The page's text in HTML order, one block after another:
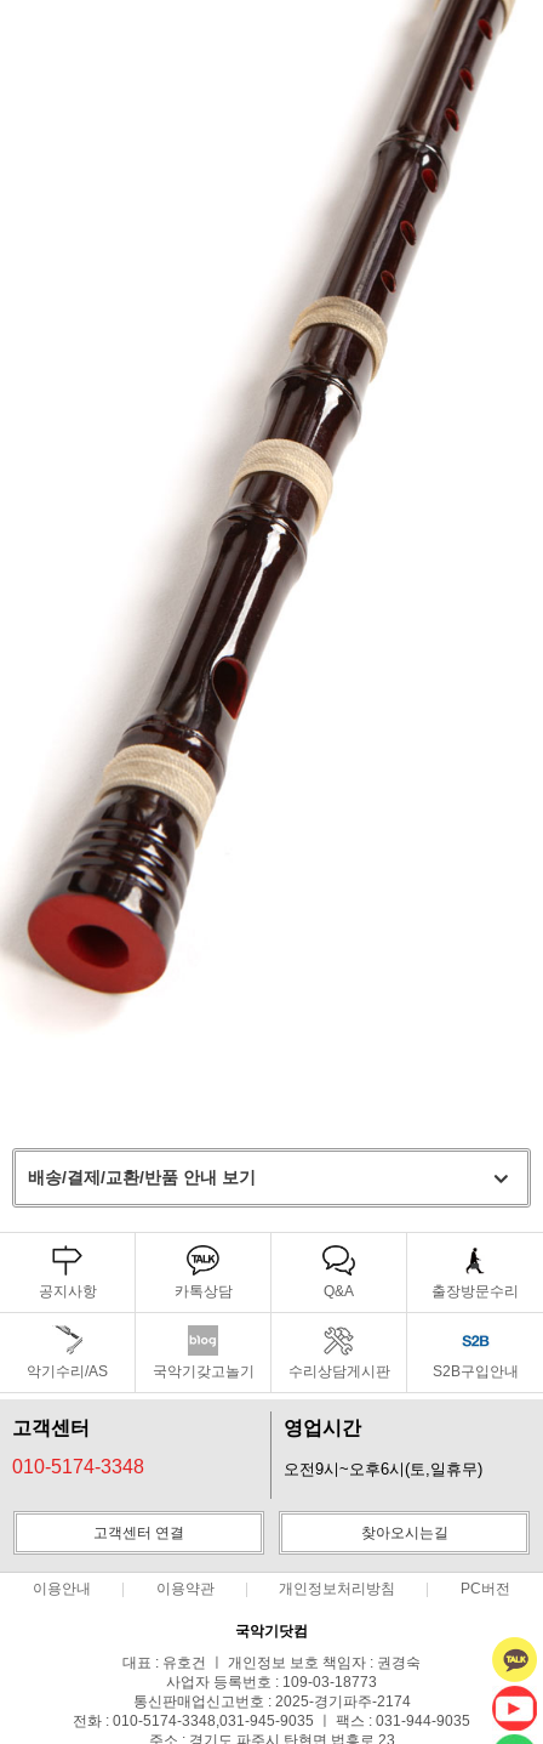
배송/결제/교환/반품 안내 보기
공지사항 카톡상담 Q&A 출장방문수리
악기수리/AS 국악기갖고놀기 수리상담게시판 S2B구입안내
고객센터
010-5174-3348
영업시간
오전9시~오후6시(토,일휴무)
고객센터 연결 찾아오시는길
이용안내 이용약관 개인정보처리방침 PC버전
국악기닷컴
대표 : 유호건 ㅣ 개인정보 보호 책임자 : 권경숙
사업자 등록번호 : 109-03-18773
통신판매업신고번호 : 2025-경기파주-2174
전화 : 010-5174-3348,031-945-9035 ㅣ 팩스 : 031-944-9035
주소 : 경기도 파주시 탄현면 법흥로 23